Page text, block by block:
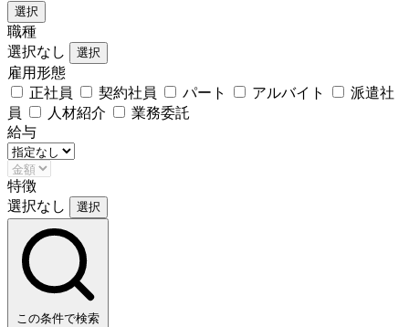
選択
職種
選択なし
選択
雇用形態
正社員
契約社員 パート アルバイト
派遣社
員
人材紹介
業務委託
給与
特徴
選択なし
選択
この条件で検索